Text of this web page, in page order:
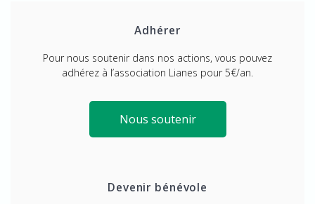
Adhérer
Pour nous soutenir dans nos actions, vous pouvez
adhérez à l’association Lianes pour 5€/an.
Nous soutenir
Devenir bénévole